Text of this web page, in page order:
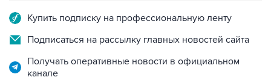
Купить подписку на профессиональную ленту
Подписаться на рассылку главных новостей сайта
Получать оперативные новости в официальном
канале